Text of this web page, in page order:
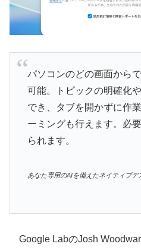
パソコンのどの画面から
可能。トピックの明確化
でき、タブを開かずに作
ーミングも行えます。必
られます。
あなた専用のAIを備えたネイティブデ
Google LabのJosh